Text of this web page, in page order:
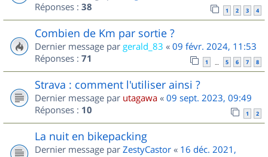
Réponses : 38 1 2 3 4
Combien de Km par sortie ?
Dernier message par gerald_83 « 09 févr. 2024, 11:53
Réponses : 71 1 … 5 6 7 8
Strava : comment l'utiliser ainsi ?
Dernier message par utagawa « 09 sept. 2023, 09:49
Réponses : 10 1 2
La nuit en bikepacking
Dernier message par ZestyCastor « 16 déc. 2021,